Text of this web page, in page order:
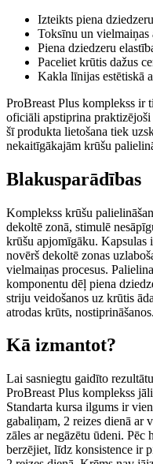
Izteikts piena
Toksīnu un vielmaiņas
Piena dziedzeru
Paceliet krūtis dažus
Kakla līnijas estētiskā
ProBreast Plus komplekss ir
oficiāli apstiprina
šī produkta lietošana tiek
nekaitīgākajām krūšu
Blakusparādības
Komplekss krūšu
dekoltē zonā, stimulē
krūšu apjomīgāku. Kapsulas
novērš dekoltē zonas
vielmaiņas procesus.
komponentu dēļ piena
striju veidošanos uz krūtis
atrodas krūts, nostiprināšanos.
Kā izmantot?
Lai sasniegtu gaidīto
ProBreast Plus komplekss
Standarta kursa ilgums ir
gabaliņam, 2 reizes dienā ar
zāles ar negāzētu ūdeni.
berzējiet, līdz konsistence ir